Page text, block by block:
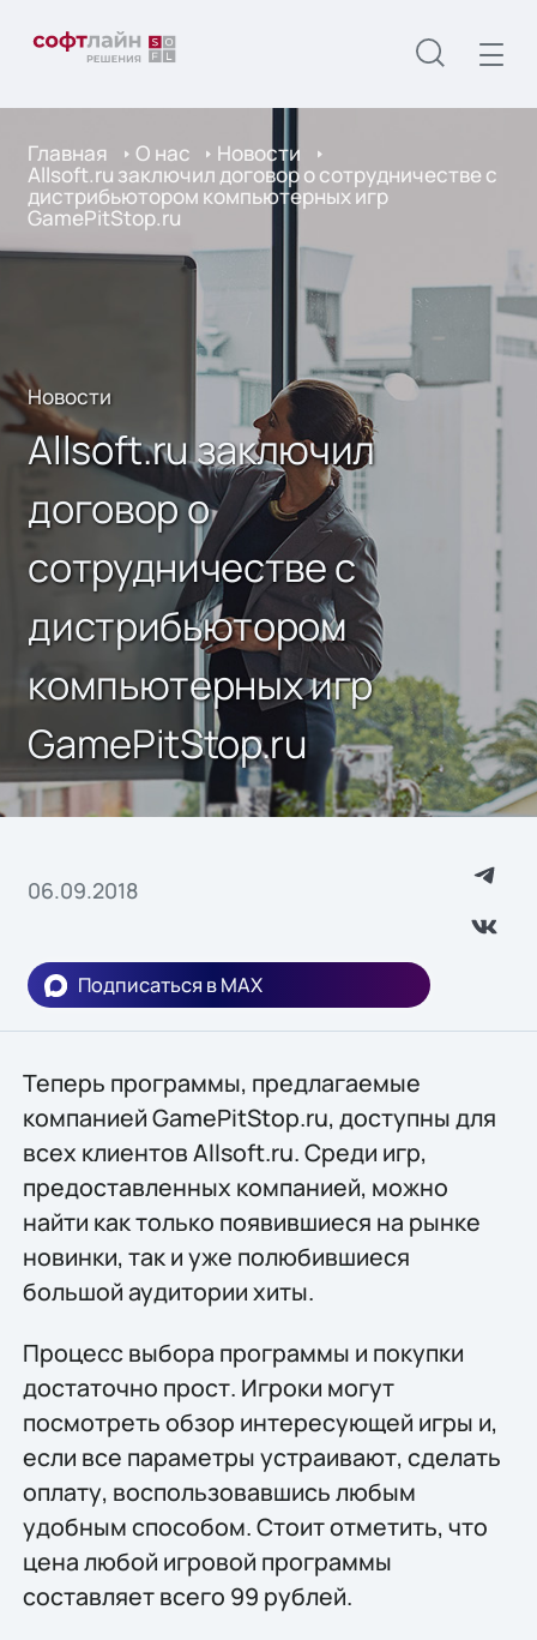
Главная О нас Новости
Allsoft.ru заключил договор о сотрудничестве с
дистрибьютором компьютерных игр
GamePitStop.ru
Новости
Allsoft.ru заключил
договор о
сотрудничестве с
дистрибьютором
компьютерных игр
GamePitStop.ru
06.09.2018
Подписаться в MAX
Теперь программы, предлагаемые
компанией GamePitStop.ru, доступны для
всех клиентов Allsoft.ru. Среди игр,
предоставленных компанией, можно
найти как только появившиеся на рынке
новинки, так и уже полюбившиеся
большой аудитории хиты.
Процесс выбора программы и покупки
достаточно прост. Игроки могут
посмотреть обзор интересующей игры и,
если все параметры устраивают, сделать
оплату, воспользовавшись любым
удобным способом. Стоит отметить, что
цена любой игровой программы
составляет всего 99 рублей.